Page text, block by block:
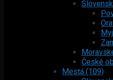
České
Mestá (109)